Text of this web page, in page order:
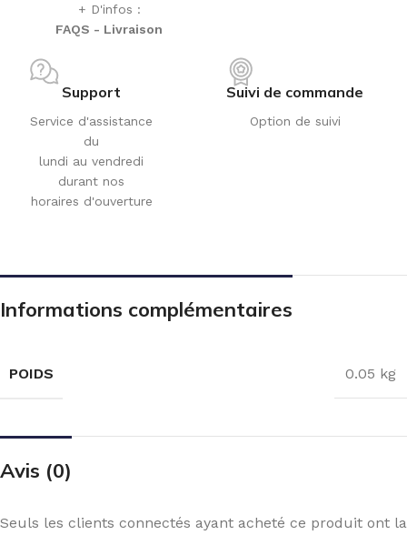
+ D'infos :
FAQS - Livraison
Support
Service d'assistance
du
lundi au vendredi
durant nos
horaires d'ouverture
Suivi de commande
Option de suivi
Informations complémentaires
POIDS 0.05 kg
Avis (0)
Seuls les clients connectés ayant acheté ce produit ont la